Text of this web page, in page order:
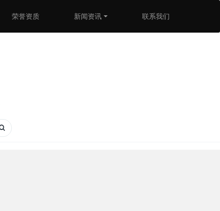
荣誉资质 新闻资讯 联系我们